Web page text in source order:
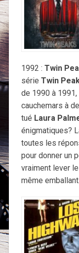
1992 : Twin
série Twin
de 1990 à
cauchemars à
tué Laura
énigmatiques?
toutes les
pour donner un
vraiment lever
même emballant.